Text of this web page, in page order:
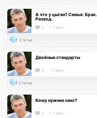
А что у цыган? Семья. Брак.
Развод.
0 < 1 мин.
Статья
Двойные стандарты
0 < 1 мин.
Статья
Кому нужнее секс?
0 < 1 мин.